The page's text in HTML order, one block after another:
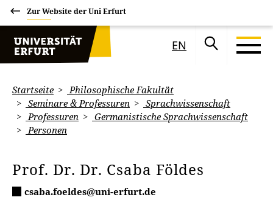
Zur Website der Uni Erfurt
EN
Startseite
Philosophische Fakultät
Seminare & Professuren
Sprachwissenschaft
Professuren
Germanistische Sprachwissenschaft
Personen
Prof. Dr. Dr. Csaba Földes
csaba.foeldes@uni-erfurt.de